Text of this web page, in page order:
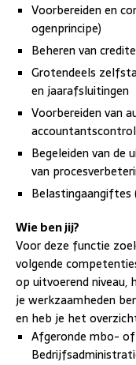
Voorbereiden en
ogenprincipe)
Beheren van
Grotendeels
en jaarafsluitingen
Voorbereiden van
Begeleiden van de
van
Belastingaangiftes
Wie ben jij?
Voor deze functie
volgende
op uitvoerend niveau,
je werkzaamheden
en heb je het
Afgeronde mbo-